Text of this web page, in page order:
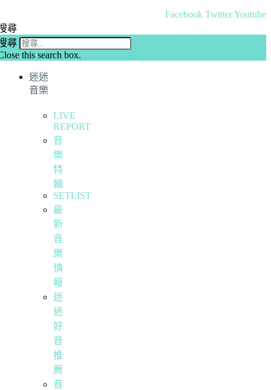
Facebook TwitterYoutube
尋
尋
this search box.
迷迷
音樂
LIVE
REPORT
音
樂
特
輯
SETLIST
最
新
音
樂
情
報
迷
迷
好
音
推
薦
音